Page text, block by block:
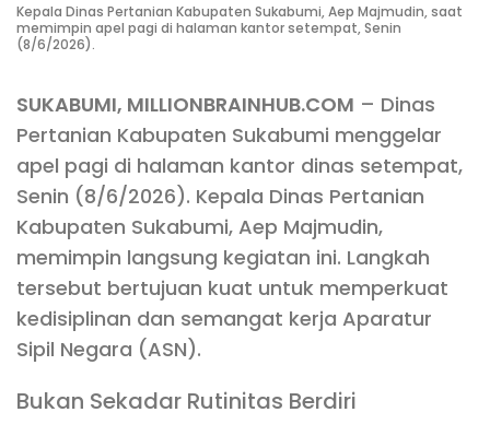
Kepala Dinas Pertanian Kabupaten Sukabumi, Aep Majmudin, saat
memimpin apel pagi di halaman kantor setempat, Senin
(8/6/2026).
SUKABUMI, MILLIONBRAINHUB.COM – Dinas
Pertanian Kabupaten Sukabumi menggelar
apel pagi di halaman kantor dinas setempat,
Senin (8/6/2026). Kepala Dinas Pertanian
Kabupaten Sukabumi, Aep Majmudin,
memimpin langsung kegiatan ini. Langkah
tersebut bertujuan kuat untuk memperkuat
kedisiplinan dan semangat kerja Aparatur
Sipil Negara (ASN).
Bukan Sekadar Rutinitas Berdiri